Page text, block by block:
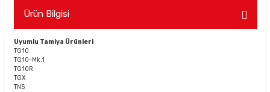
Ürün Bilgisi
Uyumlu Tamiya Ürünleri
TG10
TG10-Mk.1
TG10R
TGX
TNS